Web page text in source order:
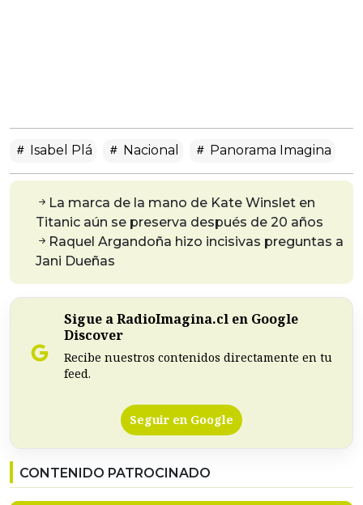
Isabel Plá Nacional Panorama Imagina
La marca de la mano de Kate Winslet en
Titanic aún se preserva después de 20 años
Raquel Argandoña hizo incisivas preguntas a
Jani Dueñas
Sigue a RadioImagina.cl en Google
Discover
Recibe nuestros contenidos directamente en tu
feed.
Seguir en Google
CONTENIDO PATROCINADO